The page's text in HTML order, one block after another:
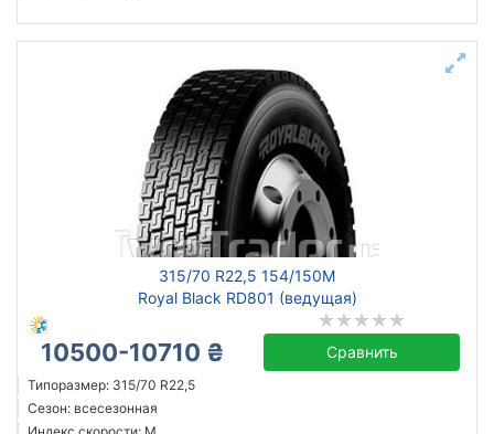
315/70 R22,5 154/150M
Royal Black RD801 (ведущая)
10500-10710 ₴ Сравнить
Типоразмер: 315/70 R22,5
Сезон: всесезонная